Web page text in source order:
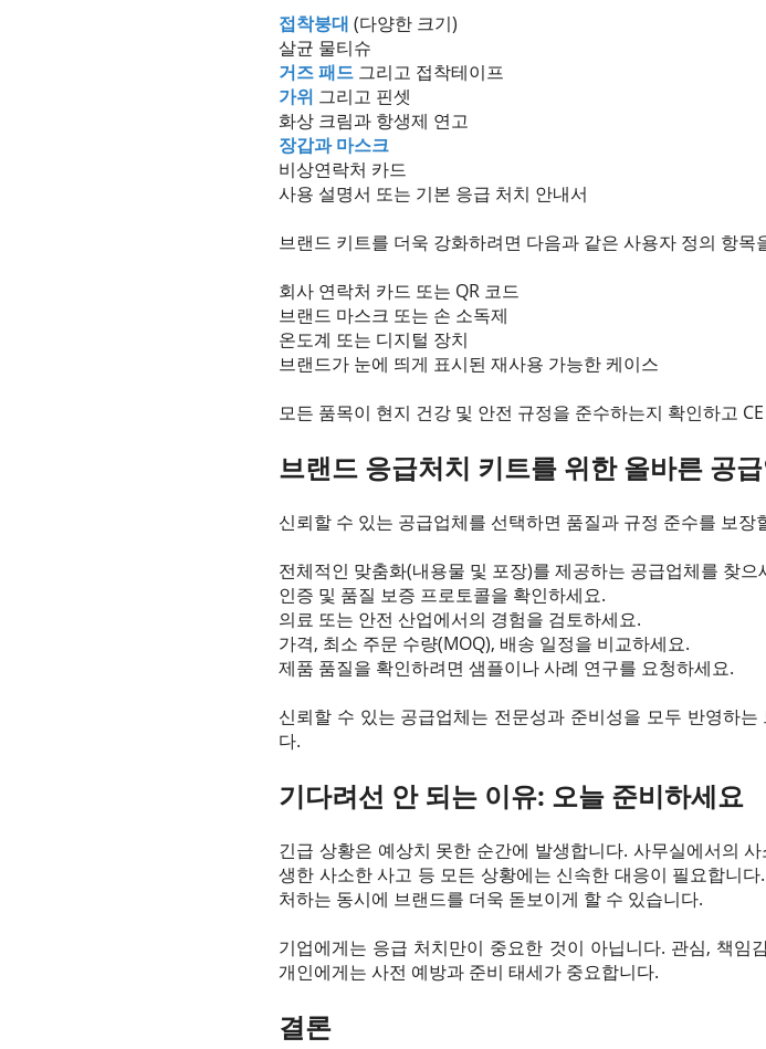
접착붕대 (다양한 크기)
살균 물티슈
거즈 패드 그리고 접착테이프
가위 그리고 핀셋
화상 크림과 항생제 연고
장갑과 마스크
비상연락처 카드
사용 설명서 또는 기본 응급 처치 안내서
브랜드 키트를 더욱 강화하려면 다음과 같은 사용자 정의 항목
회사 연락처 카드 또는 QR 코드
브랜드 마스크 또는 손 소독제
온도계 또는 디지털 장치
브랜드가 눈에 띄게 표시된 재사용 가능한 케이스
모든 품목이 현지 건강 및 안전 규정을 준수하는지 확인하고
브랜드 응급처치 키트를 위한 올바른 공
신뢰할 수 있는 공급업체를 선택하면 품질과 규정 준수를 보
전체적인 맞춤화(내용물 및 포장)를 제공하는 공급업체를 찾으
인증 및 품질 보증 프로토콜을 확인하세요.
의료 또는 안전 산업에서의 경험을 검토하세요.
가격, 최소 주문 수량(MOQ), 배송 일정을 비교하세요.
제품 품질을 확인하려면 샘플이나 사례 연구를 요청하세요.
신뢰할 수 있는 공급업체는 전문성과 준비성을 모두 반영하
다.
기다려선 안 되는 이유: 오늘 준비하세요
긴급 상황은 예상치 못한 순간에 발생합니다. 사무실에서의
생한 사소한 사고 등 모든 상황에는 신속한 대응이 필요합니
처하는 동시에 브랜드를 더욱 돋보이게 할 수 있습니다.
기업에게는 응급 처치만이 중요한 것이 아닙니다. 관심, 책
개인에게는 사전 예방과 준비 태세가 중요합니다.
결론